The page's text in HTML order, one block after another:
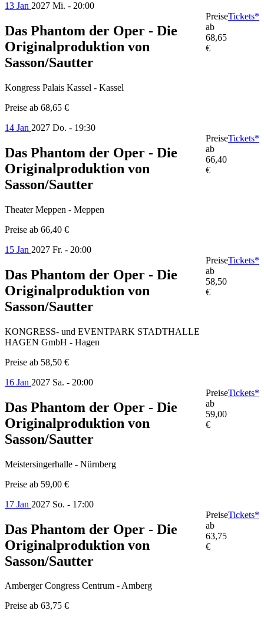
13 Jan 2027 Mi. - 20:00
Das Phantom der Oper - Die
Originalproduktion von
Sasson/Sautter
Kongress Palais Kassel - Kassel
Preise ab 68,65 €
Preise
ab
68,65
€
Tickets*
14 Jan 2027 Do. - 19:30
Das Phantom der Oper - Die
Originalproduktion von
Sasson/Sautter
Theater Meppen - Meppen
Preise ab 66,40 €
Preise
ab
66,40
€
Tickets*
15 Jan 2027 Fr. - 20:00
Das Phantom der Oper - Die
Originalproduktion von
Sasson/Sautter
KONGRESS- und EVENTPARK STADTHALLE
HAGEN GmbH - Hagen
Preise ab 58,50 €
Preise
ab
58,50
€
Tickets*
16 Jan 2027 Sa. - 20:00
Das Phantom der Oper - Die
Originalproduktion von
Sasson/Sautter
Meistersingerhalle - Nürnberg
Preise ab 59,00 €
Preise
ab
59,00
€
Tickets*
17 Jan 2027 So. - 17:00
Das Phantom der Oper - Die
Originalproduktion von
Sasson/Sautter
Amberger Congress Centrum - Amberg
Preise ab 63,75 €
Preise
ab
63,75
€
Tickets*